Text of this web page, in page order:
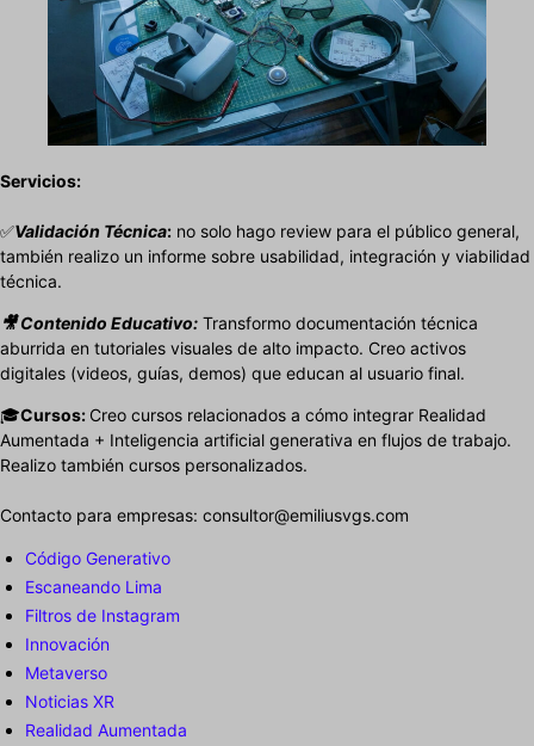
Servicios:
✅Validación Técnica: no solo hago review para el público general,
también realizo un informe sobre usabilidad, integración y viabilidad
técnica.
🎥 Contenido Educativo: Transformo documentación técnica
aburrida en tutoriales visuales de alto impacto. Creo activos
digitales (videos, guías, demos) que educan al usuario final.
🎓Cursos: Creo cursos relacionados a cómo integrar Realidad
Aumentada + Inteligencia artificial generativa en flujos de trabajo.
Realizo también cursos personalizados.
Contacto para empresas: consultor@emiliusvgs.com
Código Generativo
Escaneando Lima
Filtros de Instagram
Innovación
Metaverso
Noticias XR
Realidad Aumentada